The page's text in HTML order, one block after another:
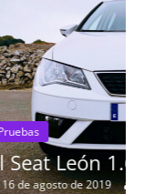
a prueba
0